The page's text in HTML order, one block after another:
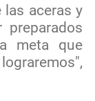
las aceras y
meta que